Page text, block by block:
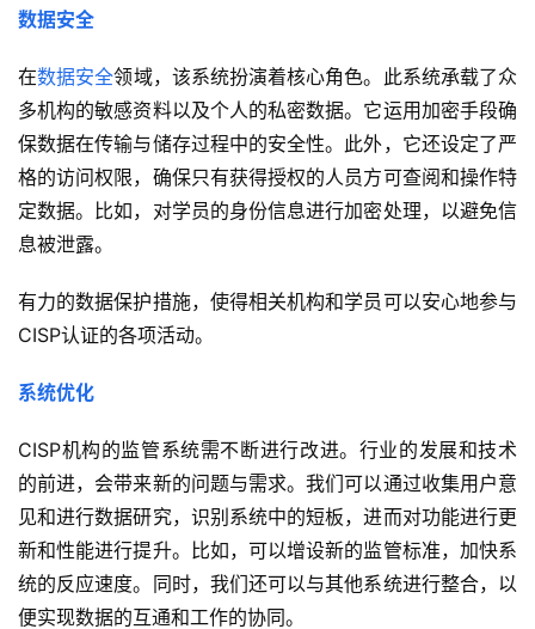
数据安全
在数据安全领域，该系统扮演着核心角色。此系统承载了众
多机构的敏感资料以及个人的私密数据。它运用加密手段确
保数据在传输与储存过程中的安全性。此外，它还设定了严
格的访问权限，确保只有获得授权的人员方可查阅和操作特
定数据。比如，对学员的身份信息进行加密处理，以避免信
息被泄露。
有力的数据保护措施，使得相关机构和学员可以安心地参与
CISP认证的各项活动。
系统优化
CISP机构的监管系统需不断进行改进。行业的发展和技术
的前进，会带来新的问题与需求。我们可以通过收集用户意
见和进行数据研究，识别系统中的短板，进而对功能进行更
新和性能进行提升。比如，可以增设新的监管标准，加快系
统的反应速度。同时，我们还可以与其他系统进行整合，以
便实现数据的互通和工作的协同。